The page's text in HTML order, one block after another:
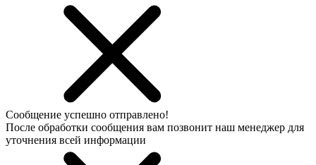
Сообщение успешно отправлено!
После обработки сообщения вам позвонит наш менеджер для
уточнения всей информации